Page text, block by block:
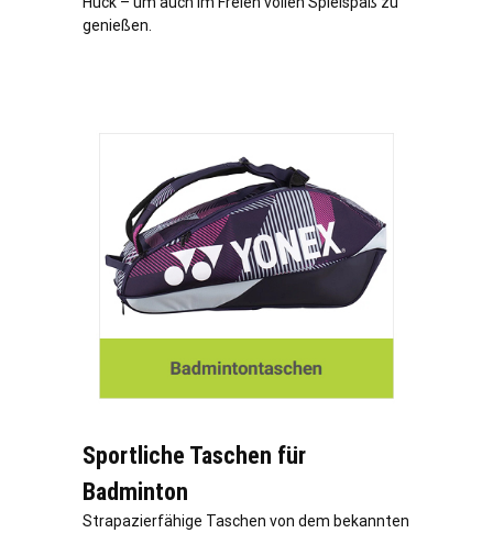
genießen.
Sportliche Taschen für
Badminton
Strapazierfähige Taschen von dem bekannten